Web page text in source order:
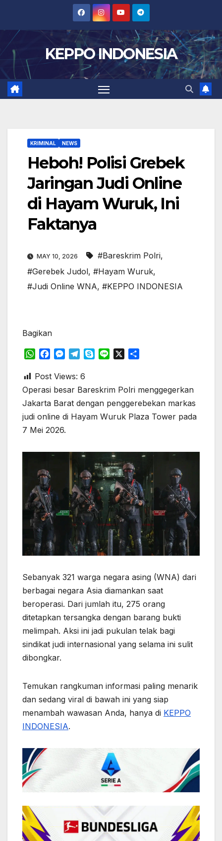
content
KEPPO INDONESIA
KRIMINAL NEWS
Heboh! Polisi Grebek
Jaringan Judi Online
di Hayam Wuruk, Ini
Faktanya
MAY 10, 2026 #Bareskrim Polri,
#Gerebek Judol, #Hayam Wuruk,
#Judi Online WNA, #KEPPO INDONESIA
Bagikan
W
a
t
A
p
p
c
e
b
o
o
k
M
s
s
n
g
e
T
l
e
g
r
a
S
p
e
r
e
Post Views: 6
Operasi besar Bareskrim Polri menggegerkan
Jakarta Barat dengan penggerebekan markas
judi online di Hayam Wuruk Plaza Tower pada
7 Mei 2026.
Sebanyak 321 warga negara asing (WNA) dari
berbagai negara Asia diamankan saat
beroperasi. Dari jumlah itu, 275 orang
ditetapkan tersangka dengan barang bukti
melimpah. Aksi ini jadi pukulan telak bagi
sindikat judi internasional yang selama ini sulit
dibongkar.
Temukan rangkuman informasi paling menarik
dan sedang viral di bawah ini yang siap
menambah wawasan Anda, hanya di KEPPO
INDONESIA.